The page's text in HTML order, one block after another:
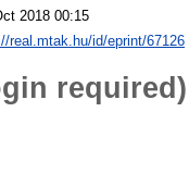
2018 00:15
real.mtak.hu/id/eprint/67126
required)